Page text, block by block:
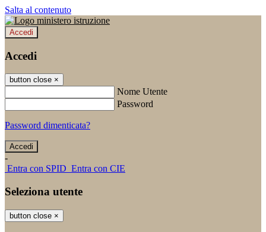
Salta al contenuto
Accedi
Accedi
button close ×
Nome Utente
Password
Password dimenticata?
-
Entra con SPID Entra con CIE
Seleziona utente
button close ×